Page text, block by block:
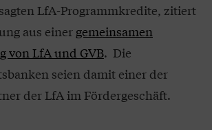
LfA-Programmkredite, zitiert
aus einer gemeinsamen
von LfA und GVB. Die
seien damit einer der
der LfA im Fördergeschäft.